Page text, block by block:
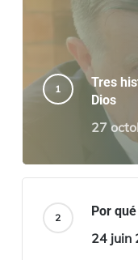
Tres
Dios
27
Por
24 juin